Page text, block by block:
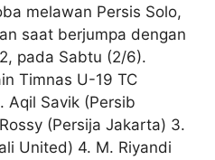
melawan Persis Solo,
saat berjumpa dengan
pada Sabtu (2/6).
Timnas U-19 TC
Aqil Savik (Persib
(Persija Jakarta) 3.
United) 4. M. Riyandi